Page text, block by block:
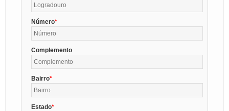
Número
Complemento
Bairro
Estado